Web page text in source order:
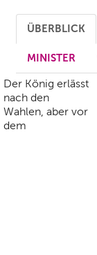
ÜBERBLICK
MINISTER
Der König erlässt
nach den
Wahlen, aber vor
dem